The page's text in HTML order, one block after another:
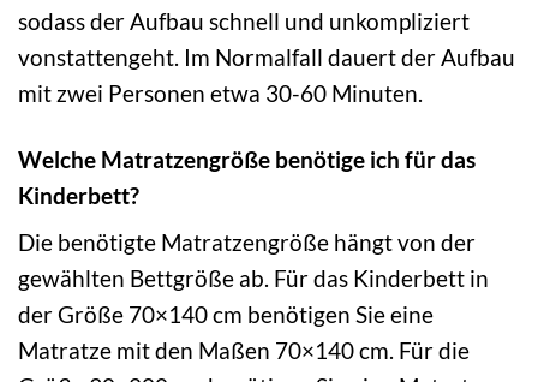
sodass der Aufbau schnell und unkompliziert
vonstattengeht. Im Normalfall dauert der Aufbau
mit zwei Personen etwa 30-60 Minuten.
Welche Matratzengröße benötige ich für das
Kinderbett?
Die benötigte Matratzengröße hängt von der
gewählten Bettgröße ab. Für das Kinderbett in
der Größe 70×140 cm benötigen Sie eine
Matratze mit den Maßen 70×140 cm. Für die